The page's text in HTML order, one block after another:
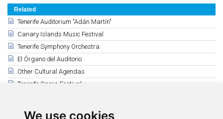
We use cookies
Related
Tenerife Auditorium "Adán Martín"
Canary Islands Music Festival
Tenerife Symphony Orchestra
El Órgano del Auditorio
Other Cultural Agendas
Tenerife Opera Festival